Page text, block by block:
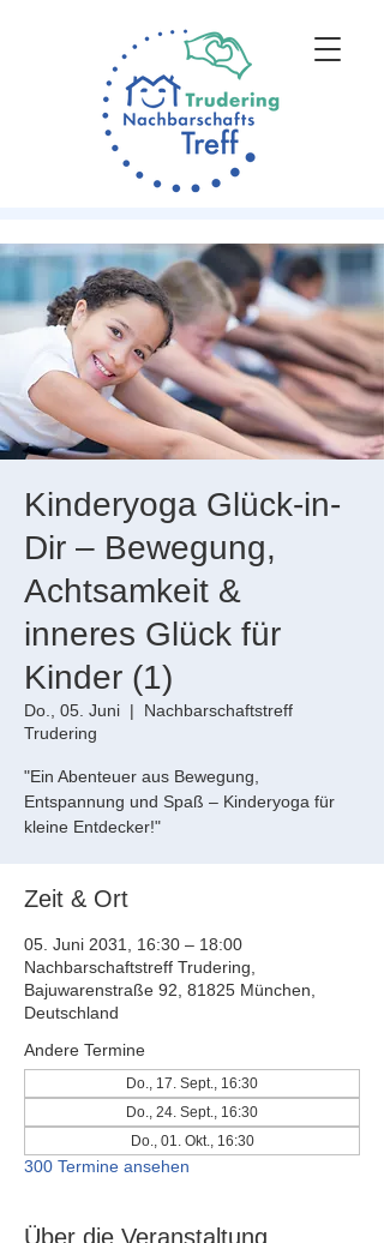
Kinderyoga Glück-in-
Dir – Bewegung,
Achtsamkeit &
inneres Glück für
Kinder (1)
Do., 05. Juni
  |
Nachbarschaftstreff
Trudering
"Ein Abenteuer aus Bewegung,
Entspannung und Spaß – Kinderyoga für
kleine Entdecker!"
Zeit & Ort
05. Juni 2031, 16:30 – 18:00
Nachbarschaftstreff Trudering,
Bajuwarenstraße 92, 81825 München,
Deutschland
Andere Termine
Do., 17. Sept., 16:30
Do., 24. Sept., 16:30
Do., 01. Okt., 16:30
300 Termine ansehen
Über die Veranstaltung